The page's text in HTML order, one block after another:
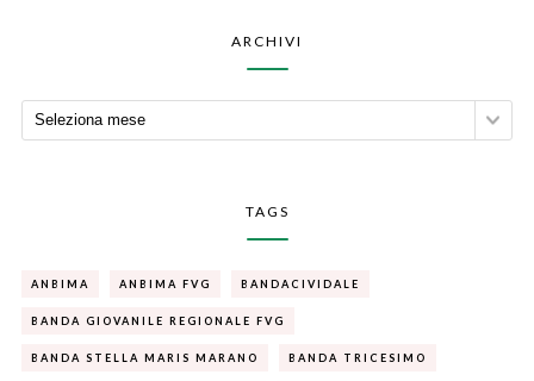
ARCHIVI
TAGS
ANBIMA ANBIMA FVG BANDACIVIDALE
BANDA GIOVANILE REGIONALE FVG
BANDA STELLA MARIS MARANO BANDA TRICESIMO